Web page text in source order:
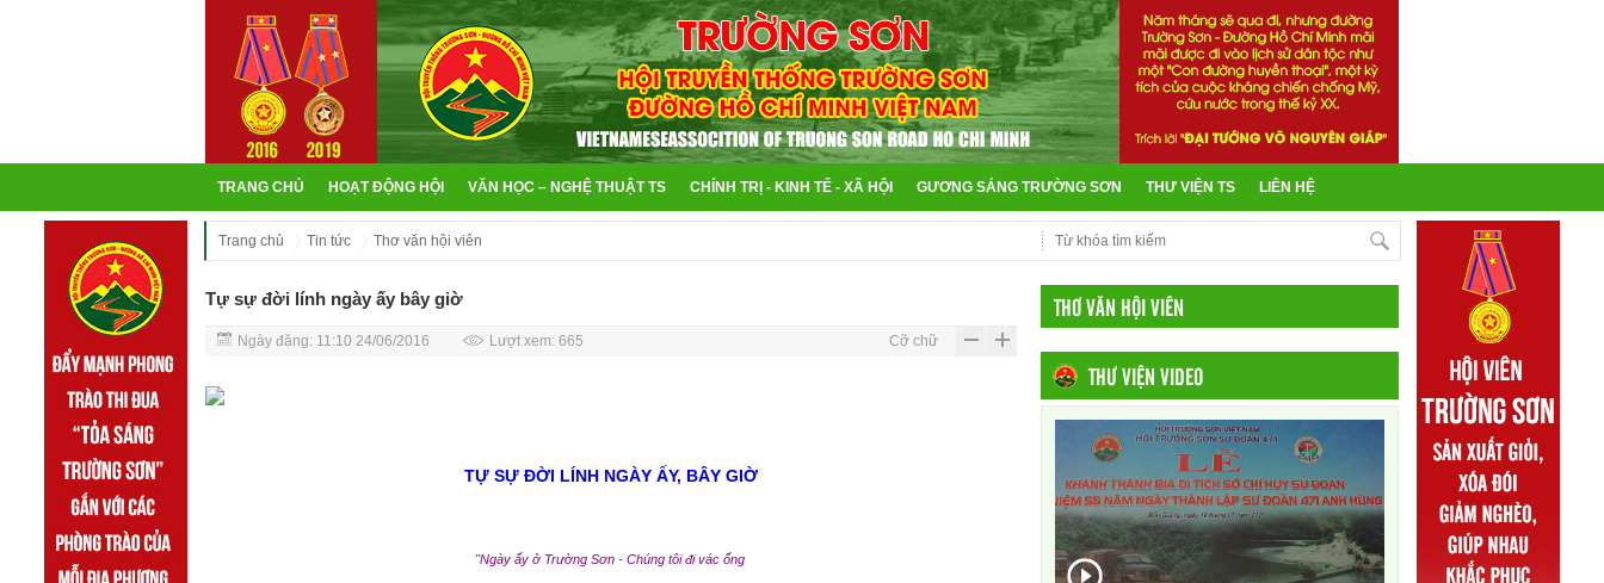
TRANG CHỦ HOẠT ĐỘNG HỘI VĂN HỌC – NGHỆ THUẬT TS CHÍNH TRỊ - KINH TẾ - XÃ HỘI GƯƠNG SÁNG TRƯỜNG SƠN THƯ VIỆN TS LIÊN HỆ
Trang chủ Tin tức Thơ văn hội viên
Tự sự đời lính ngày ấy bây giờ
Ngày đăng: 11:10 24/06/2016 Lượt xem: 665 Cỡ chữ
TỰ SỰ ĐỜI LÍNH NGÀY ẤY, BÂY GIỜ
"Ngày ấy ở Trường Sơn - Chúng tôi đi vác ống
THƠ VĂN HỘI VIÊN
THƯ VIỆN VIDEO